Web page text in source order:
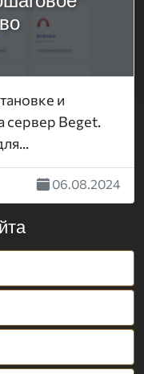
и
сервер Beget.
06.08.2024